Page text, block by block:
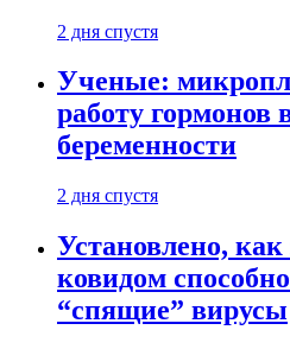
2 дня спустя
Ученые:
работу гормонов
беременности
2 дня спустя
Установлено,
ковидом
“спящие” вирусы